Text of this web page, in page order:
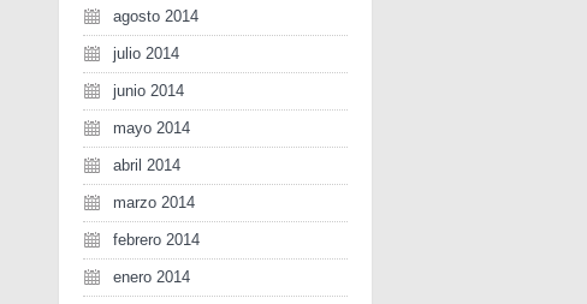
agosto 2014
julio 2014
junio 2014
mayo 2014
abril 2014
marzo 2014
febrero 2014
enero 2014